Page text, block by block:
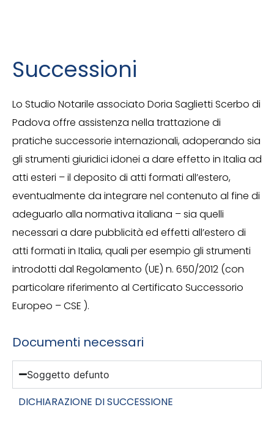
Successioni
Lo Studio Notarile associato Doria Saglietti Scerbo di
Padova offre assistenza nella trattazione di
pratiche successorie internazionali, adoperando sia
gli strumenti giuridici idonei a dare effetto in Italia ad
atti esteri – il deposito di atti formati all’estero,
eventualmente da integrare nel contenuto al fine di
adeguarlo alla normativa italiana – sia quelli
necessari a dare pubblicità ed effetti all’estero di
atti formati in Italia, quali per esempio gli strumenti
introdotti dal Regolamento (UE) n. 650/2012 (con
particolare riferimento al Certificato Successorio
Europeo – CSE ).
Documenti necessari
Soggetto defunto
DICHIARAZIONE DI SUCCESSIONE